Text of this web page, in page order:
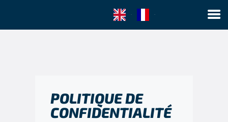
HYDROCARBURES
MACRO-DÉCHETS
POLITIQUE DE
CONFIDENTIALITÉ